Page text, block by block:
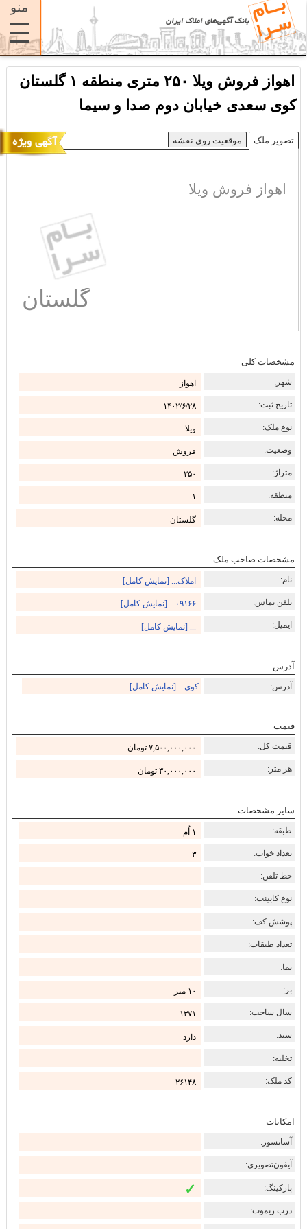
منو
☰
اهواز فروش ویلا ۲۵۰ متری منطقه ۱ گلستان
کوی سعدی خیابان دوم صدا و سیما
تصویر ملک موقعیت روی نقشه
اهواز فروش ویلا
گلستان
مشخصات کلی
شهر: اهواز
تاریخ ثبت: ۱۴۰۲/۶/۲۸
نوع ملک: ویلا
وضعیت: فروش
متراژ: ۲۵۰
منطقه: ۱
محله: گلستان
مشخصات صاحب ملک
نام: املاک... [نمایش کامل]
تلفن تماس: ۰۹۱۶۶... [نمایش کامل]
ایمیل: ... [نمایش کامل]
آدرس
آدرس: کوی... [نمایش کامل]
قیمت
قیمت کل: ۷,۵۰۰,۰۰۰,۰۰۰ تومان
هر متر: ۳۰,۰۰۰,۰۰۰ تومان
سایر مشخصات
طبقه: ۱ اُم
تعداد خواب: ۳
خط تلفن:
نوع کابینت:
پوشش کف:
تعداد طبقات:
نما:
بر: ۱۰ متر
سال ساخت: ۱۳۷۱
سند: دارد
تخلیه:
کد ملک: ۲۶۱۴۸
امکانات
آسانسور:
آیفون‌تصویری:
پارکینگ: ✓
درب ریموت: